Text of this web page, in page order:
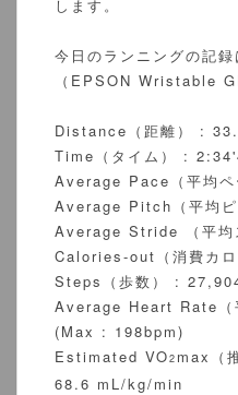
します。
今日のランニングの記録
（EPSON Wristable
Distance（距離） :
Time（タイム） :
Average Pace（平均
Average Pitch（平均
Average Stride （平均
Calories-out（消費カ
Steps（歩数） :
Average Heart Rate（
(Max : 198bpm)
Estimated VO2 max（
68.6 mL/kg/min